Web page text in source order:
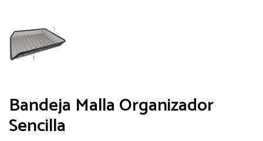
Bandeja Malla Organizador
Sencilla